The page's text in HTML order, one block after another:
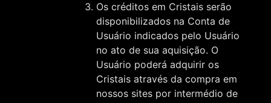
Os créditos em Cristais serão
disponibilizados na Conta de
Usuário indicados pelo Usuário
no ato de sua aquisição. O
Usuário poderá adquirir os
Cristais através da compra em
nossos sites por intermédio de